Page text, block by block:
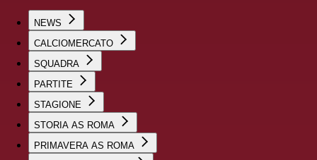
NEWS
CALCIOMERCATO
SQUADRA
PARTITE
STAGIONE
STORIA AS ROMA
PRIMAVERA AS ROMA